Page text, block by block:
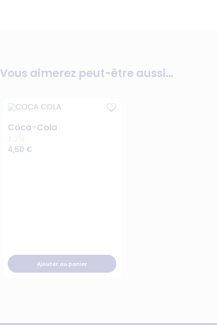
Vous aimerez peut-être aussi…
Coca-Cola
1,25L
4,50 €
Ajouter au panier